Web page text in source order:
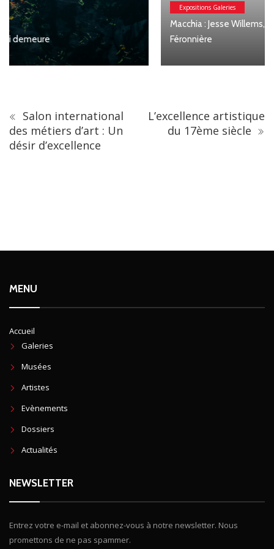
Expositions Galeries
Macchia : Jesse Willems, Galerie Clémentine de la
Féronnière
Salon international
des métiers d’art : Un
désir d’excellence
L’excellence artistique
du 17ème siècle
MENU
Accueil
Galeries
Musées
Artistes
Evènements
Dossiers
Actualités
NEWSLETTER
Entrez votre e-mail et abonnez-vous à notre newsletter. Nous
promettons de ne pas spammer.